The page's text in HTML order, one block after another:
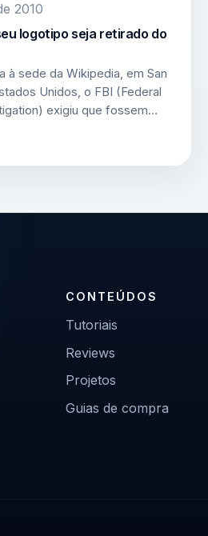
2010
logotipo seja retirado do
à sede da Wikipedia, em San
Unidos, o FBI (Federal
exigiu que fossem…
CONTEÚDOS
Tutoriais
Reviews
Projetos
Guias de compra